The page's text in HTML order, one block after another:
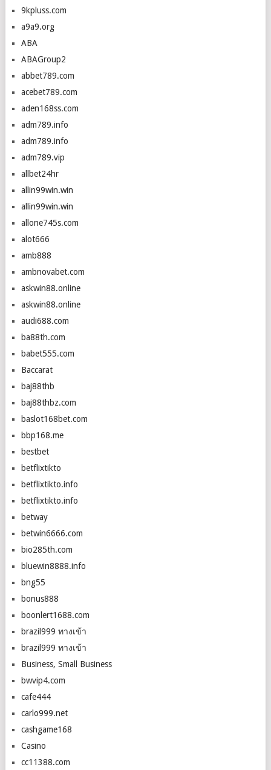
9kpluss.com
a9a9.org
ABA
ABAGroup2
abbet789.com
acebet789.com
aden168ss.com
adm789.info
adm789.info
adm789.vip
allbet24hr
allin99win.win
allin99win.win
allone745s.com
alot666
amb888
ambnovabet.com
askwin88.online
askwin88.online
audi688.com
ba88th.com
babet555.com
Baccarat
baj88thb
baj88thbz.com
baslot168bet.com
bbp168.me
bestbet
betflixtikto
betflixtikto.info
betflixtikto.info
betway
betwin6666.com
bio285th.com
bluewin8888.info
bng55
bonus888
boonlert1688.com
brazil999 ทางเข้า
brazil999 ทางเข้า
Business, Small Business
bwvip4.com
cafe444
carlo999.net
cashgame168
Casino
cc11388.com